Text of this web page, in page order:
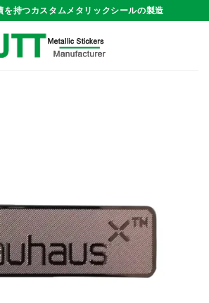
持つカスタムメタリックシールの製造